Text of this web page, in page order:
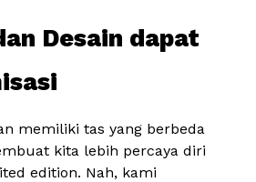
Desain dapat
memiliki tas yang berbeda
kita lebih percaya diri
edition. Nah, kami